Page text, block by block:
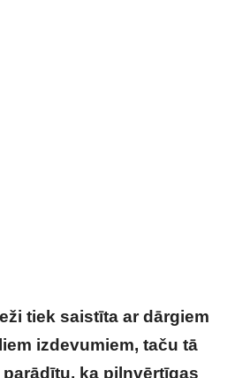
tiek saistīta ar dārgiem
izdevumiem, taču tā
ka pilnvērtīgas